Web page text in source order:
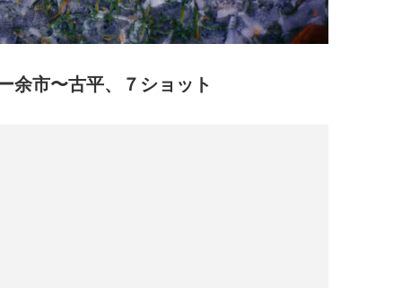
余市〜古平、７ショット